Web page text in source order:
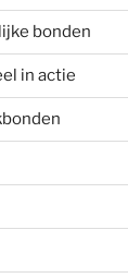
bonden
in actie